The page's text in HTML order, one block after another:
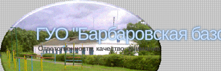
ГУО "Барбаровская
ГУО "Барбаровская
Ответственность, качество, внимание.